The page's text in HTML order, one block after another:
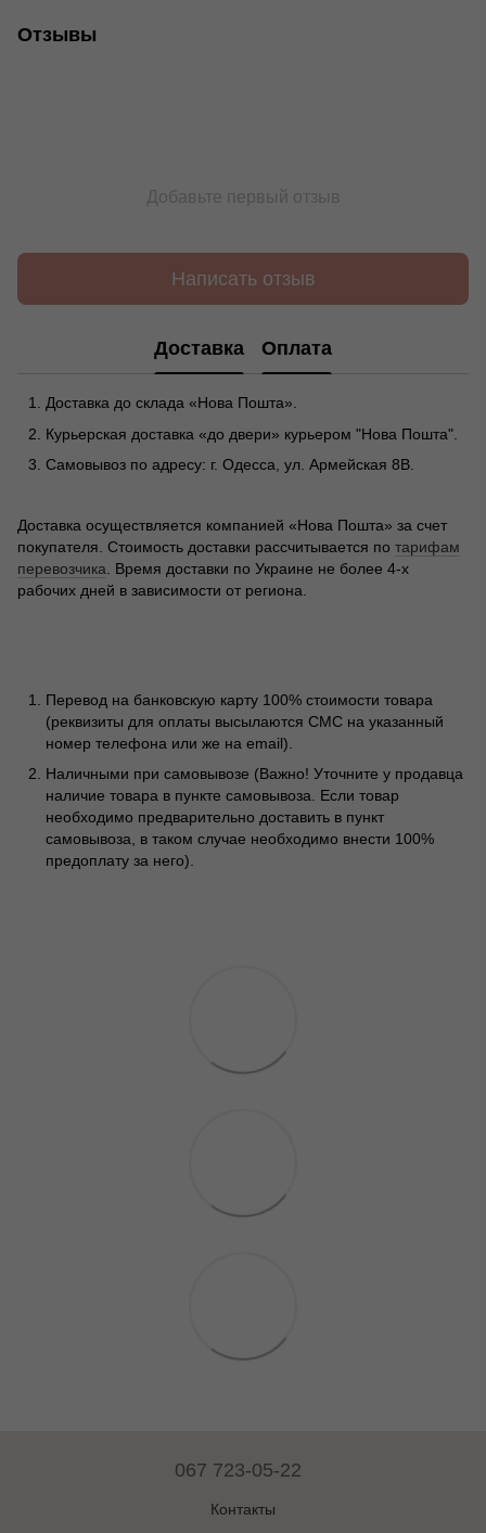
Отзывы
Добавьте первый отзыв
Написать отзыв
Доставка Оплата
Доставка до склада «Нова Пошта».
Курьерская доставка «до двери» курьером "Нова Пошта".
Самовывоз по адресу: г. Одесса, ул. Армейская 8В.
Доставка осуществляется компанией «Нова Пошта» за счет
покупателя. Стоимость доставки рассчитывается по тарифам
перевозчика . Время доставки по Украине не более 4-х
рабочих дней в зависимости от региона.
Перевод на банковскую карту 100% стоимости товара
(реквизиты для оплаты высылаются СМС на указанный
номер телефона или же на email).
Наличными при самовывозе (Важно! Уточните у продавца
наличие товара в пункте самовывоза. Если товар
необходимо предварительно доставить в пункт
самовывоза, в таком случае необходимо внести 100%
предоплату за него).
067 723-05-22
Контакты